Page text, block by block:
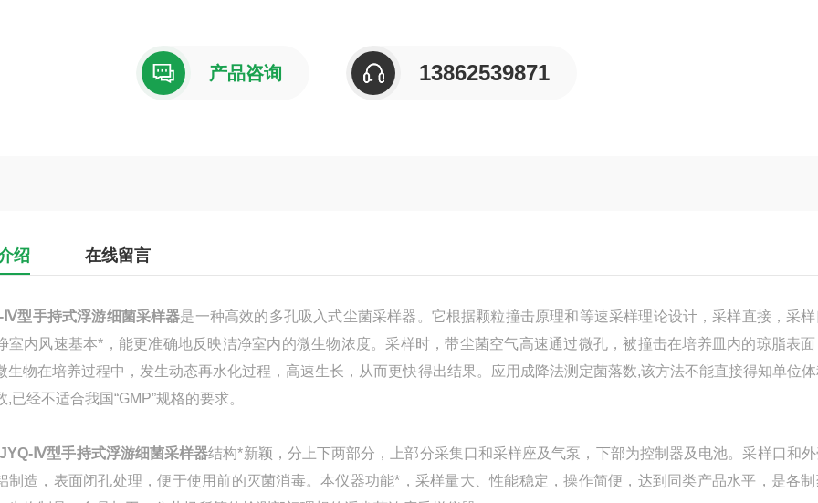
产品咨询 13862539871
绍 在线留言
Ⅳ型手持式浮游细菌采样器是一种高效的多孔吸入式尘菌采样器。它根据颗粒撞击原理和等速采样理论设计，采样直接，采
室内风速基本*，能更准确地反映洁净室内的微生物浓度。采样时，带尘菌空气高速通过微孔，被撞击在培养皿内的琼脂表
生物在培养过程中，发生动态再水化过程，高速生长，从而更快得出结果。应用成降法测定菌落数,该方法不能直接得知单位
,已经不适合我国“GMP”规格的要求。
Ⅳ型手持式浮游细菌采样器结构*新颖，分上下两部分，上部分采集口和采样座及气泵，下部为控制器及电池。采样口和
制造，表面闭孔处理，便于使用前的灭菌消毒。本仪器功能*，采样量大、性能稳定，操作简便，达到同类产品水平，是各